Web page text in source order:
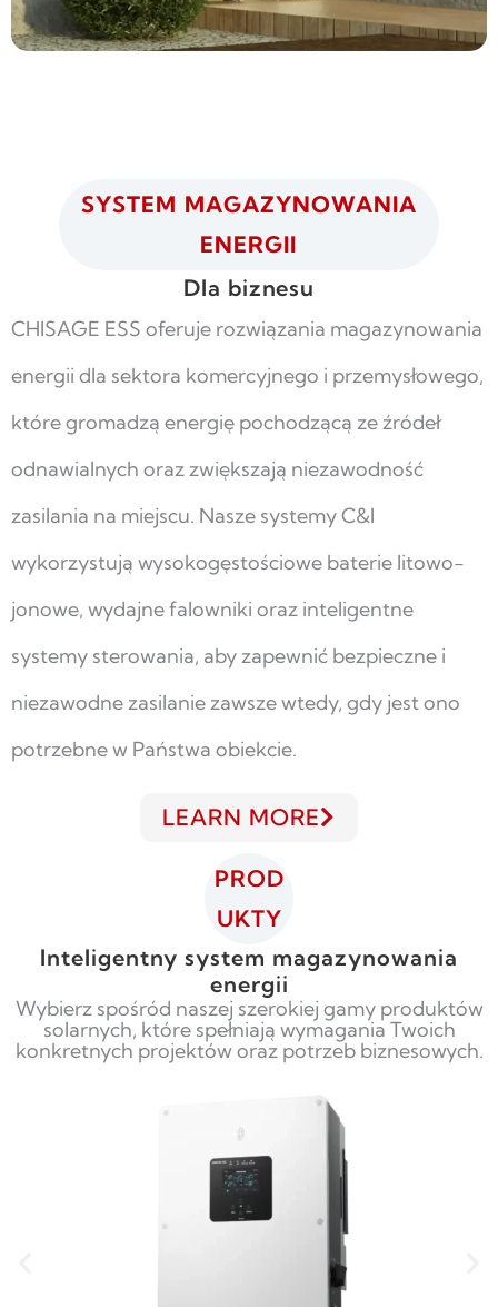
SYSTEM MAGAZYNOWANIA
ENERGII
Dla biznesu
CHISAGE ESS oferuje rozwiązania magazynowania
energii dla sektora komercyjnego i przemysłowego,
które gromadzą energię pochodzącą ze źródeł
odnawialnych oraz zwiększają niezawodność
zasilania na miejscu. Nasze systemy C&I
wykorzystują wysokogęstościowe baterie litowo-
jonowe, wydajne falowniki oraz inteligentne
systemy sterowania, aby zapewnić bezpieczne i
niezawodne zasilanie zawsze wtedy, gdy jest ono
potrzebne w Państwa obiekcie.
LEARN MORE
PROD
UKTY
Inteligentny system magazynowania
energii
Wybierz spośród naszej szerokiej gamy produktów
solarnych, które spełniają wymagania Twoich
konkretnych projektów oraz potrzeb biznesowych.